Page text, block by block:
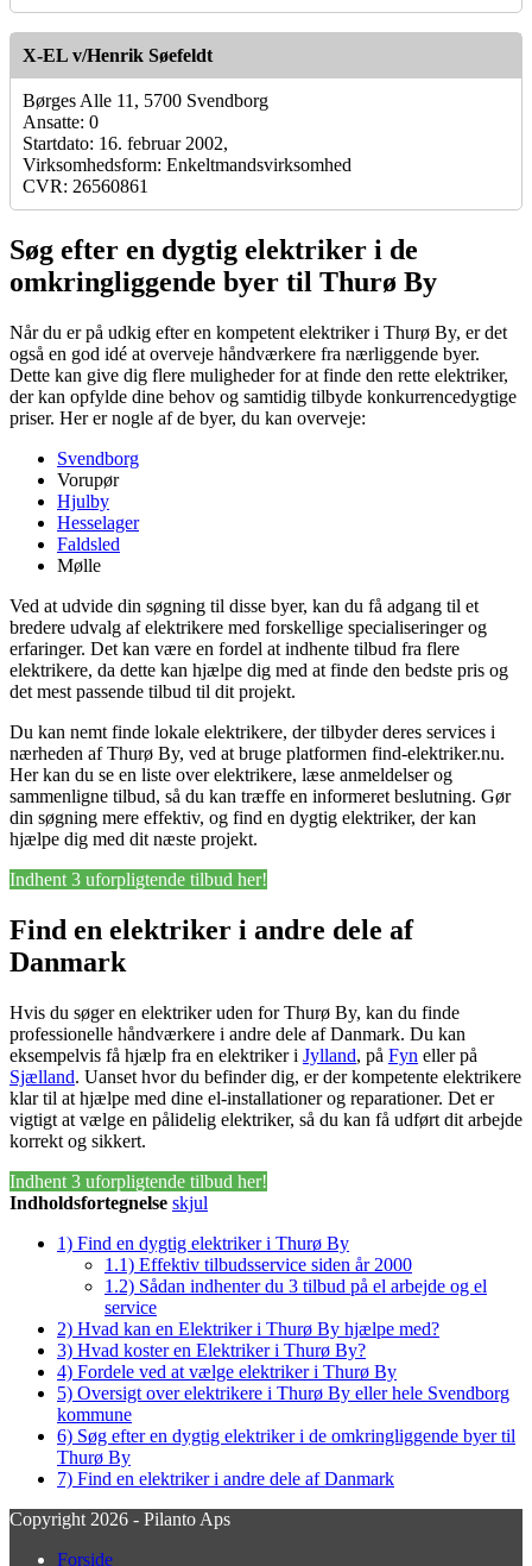
X-EL v/Henrik Søefeldt
Børges Alle 11, 5700 Svendborg
Ansatte: 0
Startdato: 16. februar 2002,
Virksomhedsform: Enkeltmandsvirksomhed
CVR: 26560861
Søg efter en dygtig elektriker i de
omkringliggende byer til Thurø By
Når du er på udkig efter en kompetent elektriker i Thurø By, er det
også en god idé at overveje håndværkere fra nærliggende byer.
Dette kan give dig flere muligheder for at finde den rette elektriker,
der kan opfylde dine behov og samtidig tilbyde konkurrencedygtige
priser. Her er nogle af de byer, du kan overveje:
Svendborg
Vorupør
Hjulby
Hesselager
Faldsled
Mølle
Ved at udvide din søgning til disse byer, kan du få adgang til et
bredere udvalg af elektrikere med forskellige specialiseringer og
erfaringer. Det kan være en fordel at indhente tilbud fra flere
elektrikere, da dette kan hjælpe dig med at finde den bedste pris og
det mest passende tilbud til dit projekt.
Du kan nemt finde lokale elektrikere, der tilbyder deres services i
nærheden af Thurø By, ved at bruge platformen find-elektriker.nu.
Her kan du se en liste over elektrikere, læse anmeldelser og
sammenligne tilbud, så du kan træffe en informeret beslutning. Gør
din søgning mere effektiv, og find en dygtig elektriker, der kan
hjælpe dig med dit næste projekt.
Indhent 3 uforpligtende tilbud her!
Find en elektriker i andre dele af
Danmark
Hvis du søger en elektriker uden for Thurø By, kan du finde
professionelle håndværkere i andre dele af Danmark. Du kan
eksempelvis få hjælp fra en elektriker i Jylland, på Fyn eller på
Sjælland. Uanset hvor du befinder dig, er der kompetente elektrikere
klar til at hjælpe med dine el-installationer og reparationer. Det er
vigtigt at vælge en pålidelig elektriker, så du kan få udført dit arbejde
korrekt og sikkert.
Indhent 3 uforpligtende tilbud her!
Indholdsfortegnelse skjul
1) Find en dygtig elektriker i Thurø By
1.1) Effektiv tilbudsservice siden år 2000
1.2) Sådan indhenter du 3 tilbud på el arbejde og el
service
2) Hvad kan en Elektriker i Thurø By hjælpe med?
3) Hvad koster en Elektriker i Thurø By?
4) Fordele ved at vælge elektriker i Thurø By
5) Oversigt over elektrikere i Thurø By eller hele Svendborg
kommune
6) Søg efter en dygtig elektriker i de omkringliggende byer til
Thurø By
7) Find en elektriker i andre dele af Danmark
Copyright 2026 - Pilanto Aps
Forside